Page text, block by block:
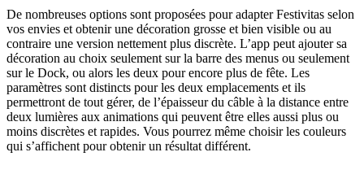
De nombreuses options sont proposées pour adapter Festivitas selon
vos envies et obtenir une décoration grosse et bien visible ou au
contraire une version nettement plus discrète. L’app peut ajouter sa
décoration au choix seulement sur la barre des menus ou seulement
sur le Dock, ou alors les deux pour encore plus de fête. Les
paramètres sont distincts pour les deux emplacements et ils
permettront de tout gérer, de l’épaisseur du câble à la distance entre
deux lumières aux animations qui peuvent être elles aussi plus ou
moins discrètes et rapides. Vous pourrez même choisir les couleurs
qui s’affichent pour obtenir un résultat différent.